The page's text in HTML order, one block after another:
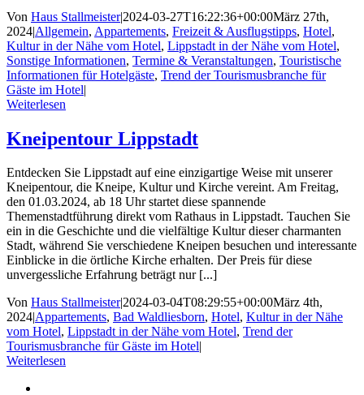
Von Haus Stallmeister|2024-03-27T16:22:36+00:00März 27th,
2024|Allgemein, Appartements, Freizeit & Ausflugstipps, Hotel,
Kultur in der Nähe vom Hotel, Lippstadt in der Nähe vom Hotel,
Sonstige Informationen, Termine & Veranstaltungen, Touristische
Informationen für Hotelgäste, Trend der Tourismusbranche für
Gäste im Hotel|
Weiterlesen
Kneipentour Lippstadt
Entdecken Sie Lippstadt auf eine einzigartige Weise mit unserer
Kneipentour, die Kneipe, Kultur und Kirche vereint. Am Freitag,
den 01.03.2024, ab 18 Uhr startet diese spannende
Themenstadtführung direkt vom Rathaus in Lippstadt. Tauchen Sie
ein in die Geschichte und die vielfältige Kultur dieser charmanten
Stadt, während Sie verschiedene Kneipen besuchen und interessante
Einblicke in die örtliche Kirche erhalten. Der Preis für diese
unvergessliche Erfahrung beträgt nur [...]
Von Haus Stallmeister|2024-03-04T08:29:55+00:00März 4th,
2024|Appartements, Bad Waldliesborn, Hotel, Kultur in der Nähe
vom Hotel, Lippstadt in der Nähe vom Hotel, Trend der
Tourismusbranche für Gäste im Hotel|
Weiterlesen